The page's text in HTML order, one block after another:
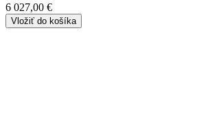
6 027,00 €
Vložiť do košíka